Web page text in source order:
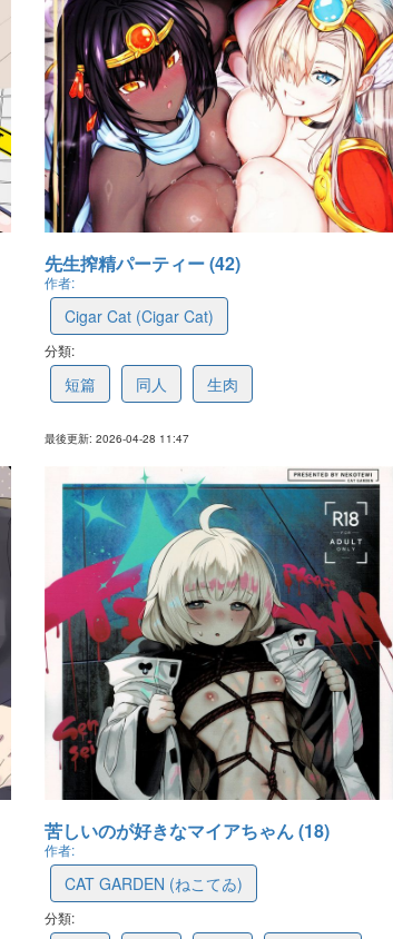
先生搾精パーティー (42)
作者:
Cigar Cat (Cigar Cat)
分類:
短篇 同人 生肉
最後更新: 2026-04-28 11:47
苦しいのが好きなマイアちゃん (18)
作者:
CAT GARDEN (ねこてゐ)
分類: